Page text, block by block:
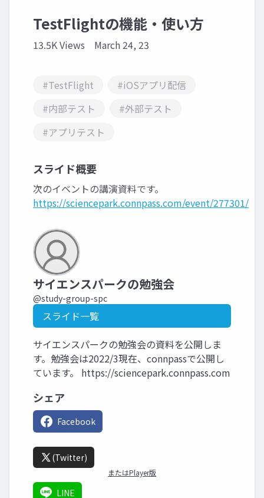
TestFlightの機能・使い方
13.5K Views March 24, 23
#TestFlight
#iOSアプリ配信
#内部テスト
#外部テスト
#アプリテスト
スライド概要
次のイベントの講演資料です。
https://sciencepark.connpass.com/event/277301/
サイエンスパークの勉強会
@study-group-spc
スライド一覧
サイエンスパークの勉強会の資料を公開しま
す。勉強会は2022/3現在、connpassで公開し
ています。 https://sciencepark.connpass.com
シェア
Facebook
(Twitter)
またはPlayer版
LINE